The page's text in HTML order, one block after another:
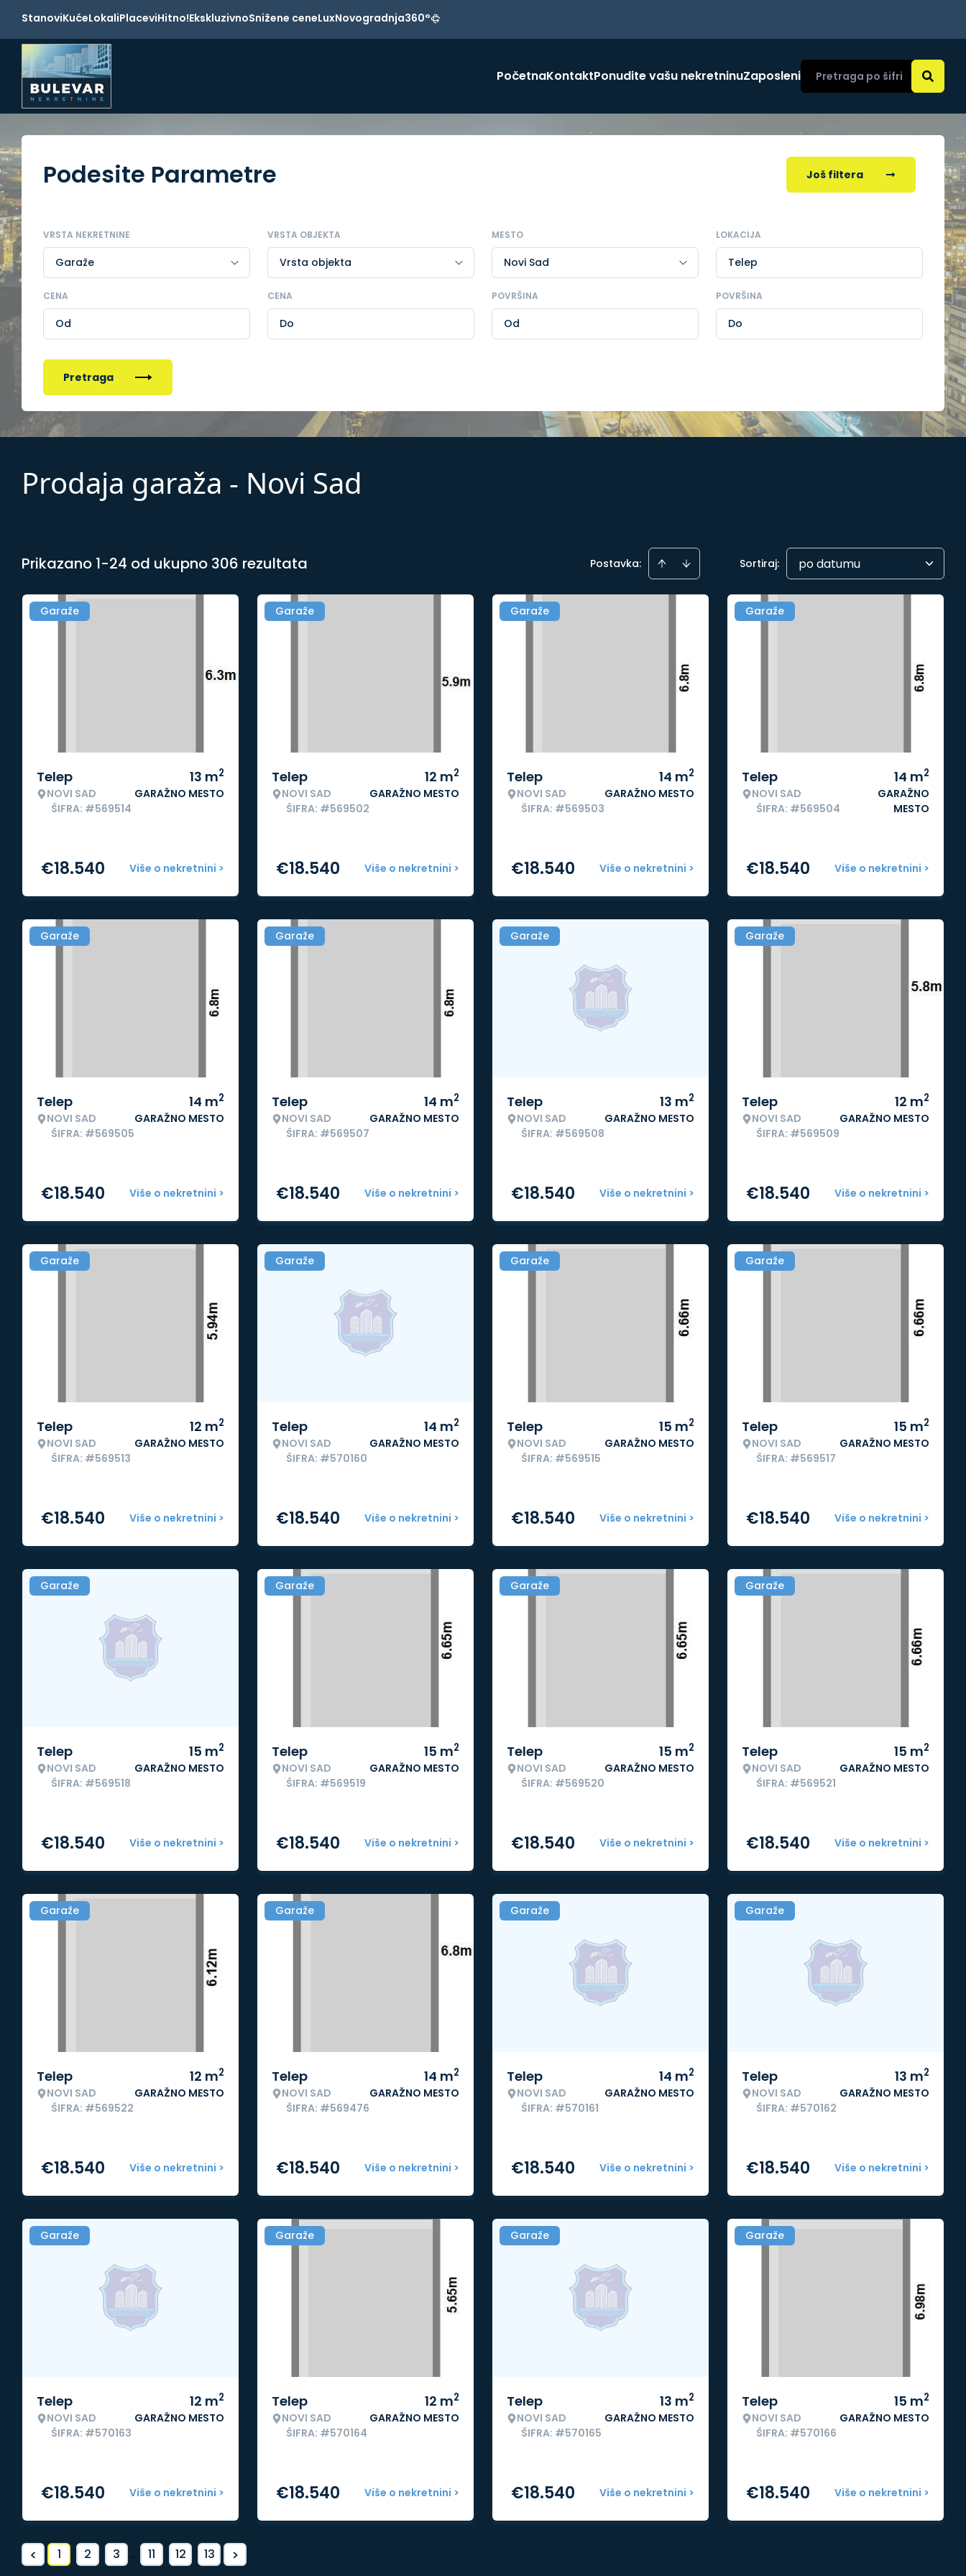
StanoviKućeLokaliPlaceviHitno!EkskluzivnoSnižene ceneLuxNovogradnja360°
PočetnaKontaktPonudite vašu nekretninuZaposleni
Podesite Parametre Još filtera
VRSTA NEKRETNINE VRSTA OBJEKTA MESTO LOKACIJA
Telep
CENA CENA POVRŠINA POVRŠINA
Pretraga
Prodaja garaža - Novi Sad
Prikazano 1-24 od ukupno 306 rezultata Postavka: Sortiraj: po datumu
Garaže
Telep
NOVI SAD
ŠIFRA: #569514
13 m2
GARAŽNO MESTO
Više o nekretnini >
€18.540
Garaže
Telep
NOVI SAD
ŠIFRA: #569502
12 m2
GARAŽNO MESTO
Više o nekretnini >
€18.540
Garaže
Telep
NOVI SAD
ŠIFRA: #569503
14 m2
GARAŽNO MESTO
Više o nekretnini >
€18.540
Garaže
Telep
NOVI SAD
ŠIFRA: #569504
14 m2
GARAŽNO
MESTO
Više o nekretnini >
€18.540
Garaže
Telep
NOVI SAD
ŠIFRA: #569505
14 m2
GARAŽNO MESTO
Više o nekretnini >
€18.540
Garaže
Telep
NOVI SAD
ŠIFRA: #569507
14 m2
GARAŽNO MESTO
Više o nekretnini >
€18.540
Garaže
Telep
NOVI SAD
ŠIFRA: #569508
13 m2
GARAŽNO MESTO
Više o nekretnini >
€18.540
Garaže
Telep
NOVI SAD
ŠIFRA: #569509
12 m2
GARAŽNO MESTO
Više o nekretnini >
€18.540
Garaže
Telep
NOVI SAD
ŠIFRA: #569513
12 m2
GARAŽNO MESTO
Više o nekretnini >
€18.540
Garaže
Telep
NOVI SAD
ŠIFRA: #570160
14 m2
GARAŽNO MESTO
Više o nekretnini >
€18.540
Garaže
Telep
NOVI SAD
ŠIFRA: #569515
15 m2
GARAŽNO MESTO
Više o nekretnini >
€18.540
Garaže
Telep
NOVI SAD
ŠIFRA: #569517
15 m2
GARAŽNO MESTO
Više o nekretnini >
€18.540
Garaže
Telep
NOVI SAD
ŠIFRA: #569518
15 m2
GARAŽNO MESTO
Više o nekretnini >
€18.540
Garaže
Telep
NOVI SAD
ŠIFRA: #569519
15 m2
GARAŽNO MESTO
Više o nekretnini >
€18.540
Garaže
Telep
NOVI SAD
ŠIFRA: #569520
15 m2
GARAŽNO MESTO
Više o nekretnini >
€18.540
Garaže
Telep
NOVI SAD
ŠIFRA: #569521
15 m2
GARAŽNO MESTO
Više o nekretnini >
€18.540
Garaže
Telep
NOVI SAD
ŠIFRA: #569522
12 m2
GARAŽNO MESTO
Više o nekretnini >
€18.540
Garaže
Telep
NOVI SAD
ŠIFRA: #569476
14 m2
GARAŽNO MESTO
Više o nekretnini >
€18.540
Garaže
Telep
NOVI SAD
ŠIFRA: #570161
14 m2
GARAŽNO MESTO
Više o nekretnini >
€18.540
Garaže
Telep
NOVI SAD
ŠIFRA: #570162
13 m2
GARAŽNO MESTO
Više o nekretnini >
€18.540
Garaže
Telep
NOVI SAD
ŠIFRA: #570163
12 m2
GARAŽNO MESTO
Više o nekretnini >
€18.540
Garaže
Telep
NOVI SAD
ŠIFRA: #570164
12 m2
GARAŽNO MESTO
Više o nekretnini >
€18.540
Garaže
Telep
NOVI SAD
ŠIFRA: #570165
13 m2
GARAŽNO MESTO
Više o nekretnini >
€18.540
Garaže
Telep
NOVI SAD
ŠIFRA: #570166
15 m2
GARAŽNO MESTO
Više o nekretnini >
€18.540
< 1 2 3 ... 11 12 13 >